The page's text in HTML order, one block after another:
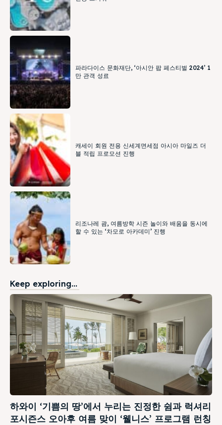
파라다이스 문화재단, ‘아시안 팝 페스티벌 2024’ 1
만 관객 성료
캐세이 회원 전용 신세계면세점 아시아 마일즈 더
블 적립 프로모션 진행
리조나레 괌, 여름방학 시즌 놀이와 배움을 동시에
할 수 있는 ‘차모로 아카데미’ 진행
Keep exploring...
하와이 ‘기쁨의 땅’에서 누리는 진정한 쉼과 럭셔리
포시즌스 오아후 여름 맞이 ‘웰니스’ 프로그램 런칭